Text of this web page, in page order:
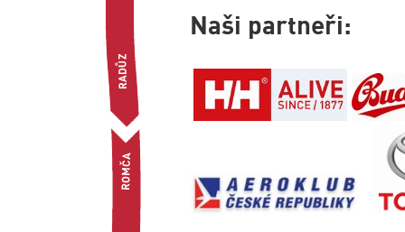
Naši partneři: